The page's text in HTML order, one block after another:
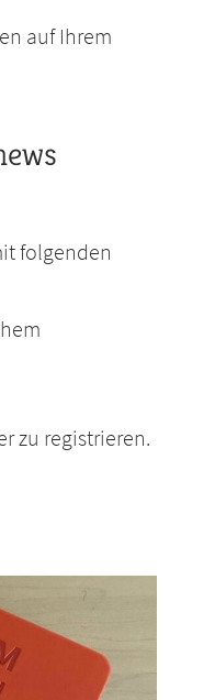
auf Ihrem
folgenden
zu registrieren.